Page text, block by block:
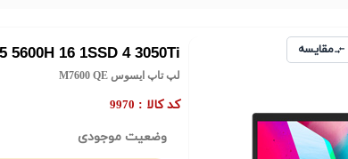
مقایسه 5600H 16 1SSD 4 3050Ti
لپ تاپ ایسوس M7600 QE
کد کالا : 9970
وضعیت موجودی